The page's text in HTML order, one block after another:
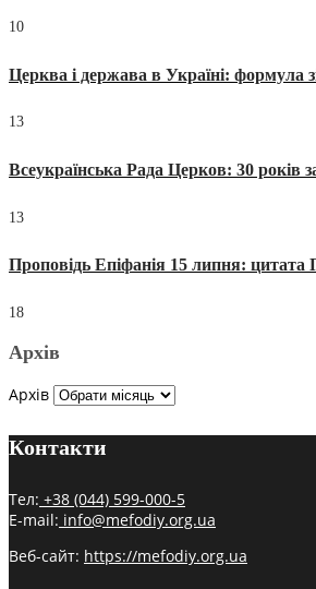
10
Церква і держава в Україні: формула
13
Всеукраїнська Рада Церков: 30 років
13
Проповідь Епіфанія 15 липня: цитата
18
Архів
Архів
Контакти
Тел: +38 (044) 599-000-5
E-mail: info@mefodiy.org.ua
Веб-сайт: https://mefodiy.org.ua